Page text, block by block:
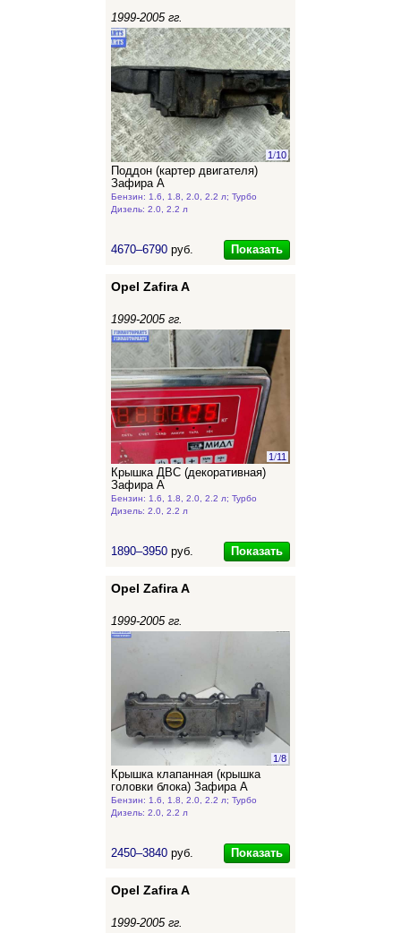
1999-2005 гг.
1/10
Поддон (картер двигателя)
Зафира А
Бензин: 1.6, 1.8, 2.0, 2.2 л; Турбо
Дизель: 2.0, 2.2 л
4670–6790 руб. Показать
Opel Zafira A
1999-2005 гг.
1/11
Крышка ДВС (декоративная)
Зафира А
Бензин: 1.6, 1.8, 2.0, 2.2 л; Турбо
Дизель: 2.0, 2.2 л
1890–3950 руб. Показать
Opel Zafira A
1999-2005 гг.
1/8
Крышка клапанная (крышка
головки блока) Зафира А
Бензин: 1.6, 1.8, 2.0, 2.2 л; Турбо
Дизель: 2.0, 2.2 л
2450–3840 руб. Показать
Opel Zafira A
1999-2005 гг.